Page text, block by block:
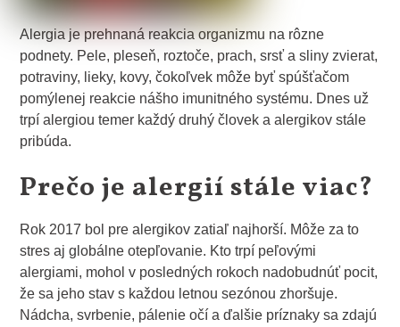
Alergia je prehnaná reakcia organizmu na rôzne
podnety. Pele, pleseň, roztoče, prach, srsť a sliny zvierat,
potraviny, lieky, kovy, čokoľvek môže byť spúšťačom
pomýlenej reakcie nášho imunitného systému. Dnes už
trpí alergiou temer každý druhý človek a alergikov stále
pribúda.
Prečo je alergií stále viac?
Rok 2017 bol pre alergikov zatiaľ najhorší. Môže za to
stres aj globálne otepľovanie. Kto trpí peľovými
alergiami, mohol v posledných rokoch nadobudnúť pocit,
že sa jeho stav s každou letnou sezónou zhoršuje.
Nádcha, svrbenie, pálenie očí a ďalšie príznaky sa zdajú